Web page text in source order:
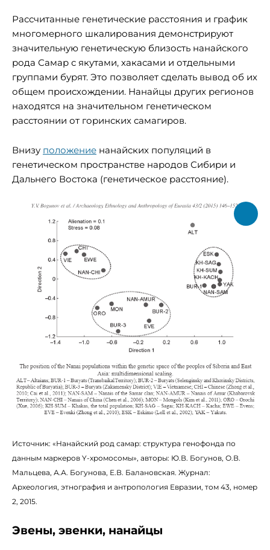
Рассчитанные генетические расстояния и график
многомерного шкалирования демонстрируют
значительную генетическую близость нанайского
рода Самар с якутами, хакасами и отдельными
группами бурят. Это позволяет сделать вывод об их
общем происхождении. Нанайцы других регионов
находятся на значительном генетическом
расстоянии от горинских самагиров.
Внизу положение нанайских популяций в
генетическом пространстве народов Сибири и
Дальнего Востока (генетическое расстояние).
Источник: «Нанайский род самар: структура генофонда по
данным маркеров Y-хромосомы», авторы: Ю.В. Богунов, О.В.
Мальцева, А.А. Богунова, Е.В. Балановская. Журнал:
Археология, этнография и антропология Евразии, том 43, номер
2, 2015.
Эвены, эвенки, нанайцы